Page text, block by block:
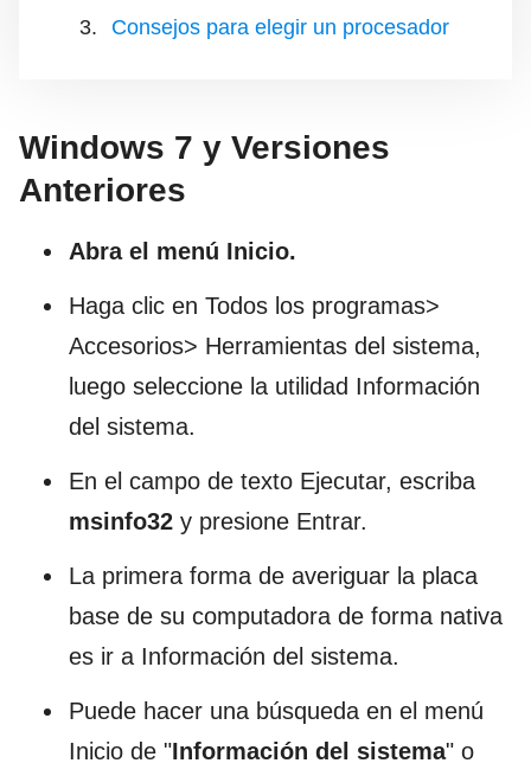
Consejos para elegir un procesador
Windows 7 y Versiones
Anteriores
Abra el menú Inicio.
Haga clic en Todos los programas>
Accesorios> Herramientas del sistema,
luego seleccione la utilidad Información
del sistema.
En el campo de texto Ejecutar, escriba
msinfo32 y presione Entrar.
La primera forma de averiguar la placa
base de su computadora de forma nativa
es ir a Información del sistema.
Puede hacer una búsqueda en el menú
Inicio de "Información del sistema" o